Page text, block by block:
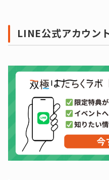
LINE公式アカウン